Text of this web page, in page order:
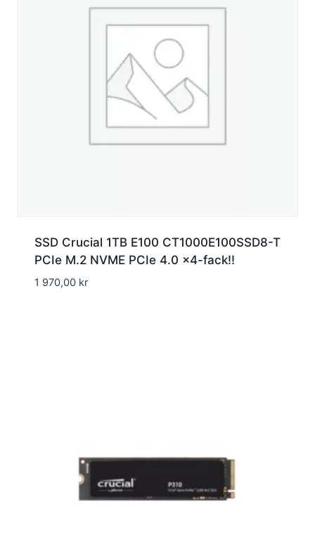
SSD Crucial 1TB E100 CT1000E100SSD8-T
PCIe M.2 NVME PCIe 4.0 x4-fack!!
1 970,00 kr